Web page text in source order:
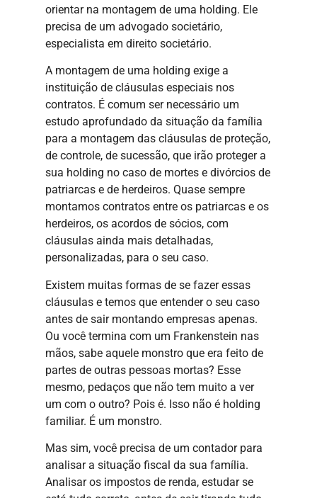
orientar na montagem de uma holding. Ele
precisa de um advogado societário,
especialista em direito societário.
A montagem de uma holding exige a
instituição de cláusulas especiais nos
contratos. É comum ser necessário um
estudo aprofundado da situação da família
para a montagem das cláusulas de proteção,
de controle, de sucessão, que irão proteger a
sua holding no caso de mortes e divórcios de
patriarcas e de herdeiros. Quase sempre
montamos contratos entre os patriarcas e os
herdeiros, os acordos de sócios, com
cláusulas ainda mais detalhadas,
personalizadas, para o seu caso.
Existem muitas formas de se fazer essas
cláusulas e temos que entender o seu caso
antes de sair montando empresas apenas.
Ou você termina com um Frankenstein nas
mãos, sabe aquele monstro que era feito de
partes de outras pessoas mortas? Esse
mesmo, pedaços que não tem muito a ver
um com o outro? Pois é. Isso não é holding
familiar. É um monstro.
Mas sim, você precisa de um contador para
analisar a situação fiscal da sua família.
Analisar os impostos de renda, estudar se